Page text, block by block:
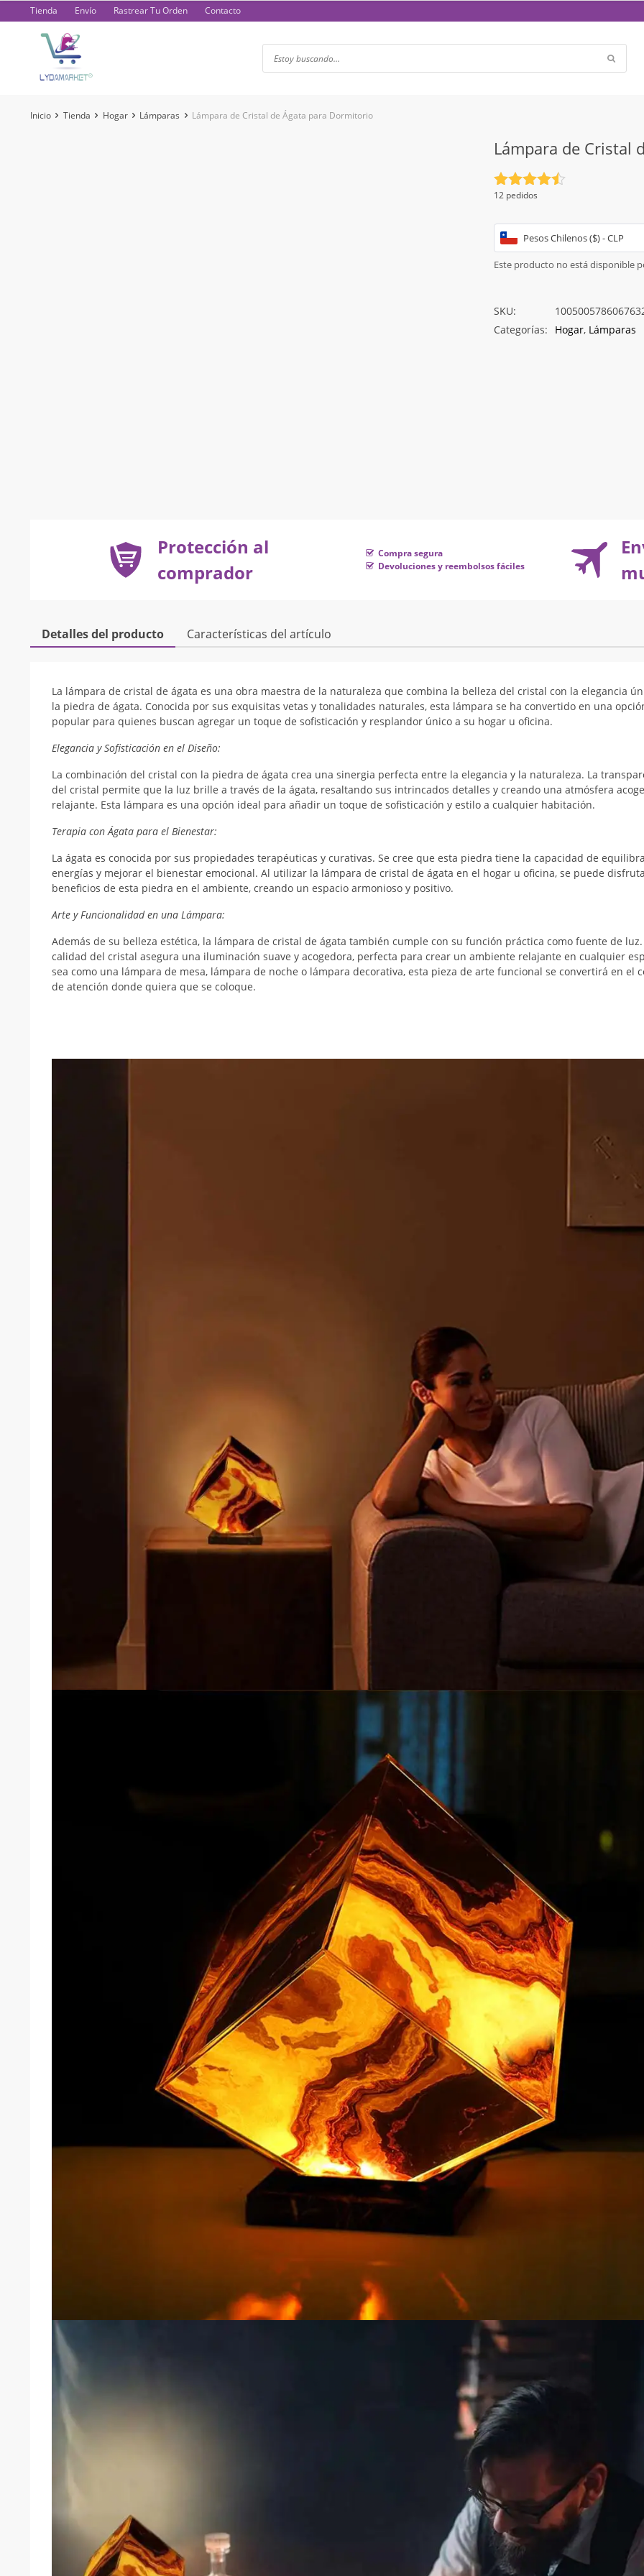
al
contenido
Tienda Envío Rastrear Tu Orden Contacto
Inicio Tienda Hogar Lámparas Lámpara de Cristal de Ágata para Dormitorio
Lámpara de Cristal
Valorado
con
12 pedidos
Pesos Chilenos ($) - CLP
Este producto no está disponible
SKU:
Categorías:
Hogar, Lámparas
Protección al
comprador
Compra segura
Devoluciones y reembolsos fáciles
Detalles del producto Características del artículo
La lámpara de cristal de ágata es una obra maestra de la naturaleza que combina la belleza del cristal con la elegancia
la piedra de ágata. Conocida por sus exquisitas vetas y tonalidades naturales, esta lámpara se ha convertido en una
popular para quienes buscan agregar un toque de sofisticación y resplandor único a su hogar u oficina.
Elegancia y Sofisticación en el Diseño:
La combinación del cristal con la piedra de ágata crea una sinergia perfecta entre la elegancia y la naturaleza. La
del cristal permite que la luz brille a través de la ágata, resaltando sus intrincados detalles y creando una atmósfera
relajante. Esta lámpara es una opción ideal para añadir un toque de sofisticación y estilo a cualquier habitación.
Terapia con Ágata para el Bienestar:
La ágata es conocida por sus propiedades terapéuticas y curativas. Se cree que esta piedra tiene la capacidad de
energías y mejorar el bienestar emocional. Al utilizar la lámpara de cristal de ágata en el hogar u oficina, se puede
beneficios de esta piedra en el ambiente, creando un espacio armonioso y positivo.
Arte y Funcionalidad en una Lámpara:
Además de su belleza estética, la lámpara de cristal de ágata también cumple con su función práctica como fuente de luz.
calidad del cristal asegura una iluminación suave y acogedora, perfecta para crear un ambiente relajante en cualquier
sea como una lámpara de mesa, lámpara de noche o lámpara decorativa, esta pieza de arte funcional se convertirá en el
de atención donde quiera que se coloque.